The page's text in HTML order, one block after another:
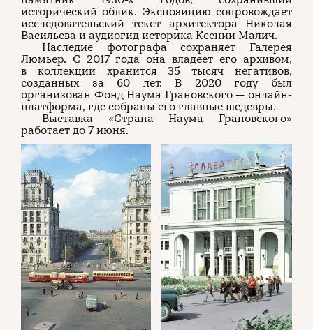
исторический облик. Экспозицию сопровождает
исследовательский текст архитектора Николая
Васильева и аудиогид историка Ксении Малич.
Наследие фотографа сохраняет Галерея
Люмьер. С 2017 года она владеет его архивом,
в коллекции хранится 35 тысяч негативов,
созданных за 60 лет. В 2020 году был
организован Фонд Наума Грановского — онлайн-
платформа, где собраны его главные шедевры.
Выставка «Страна Наума Грановского»
работает до 7 июня.